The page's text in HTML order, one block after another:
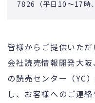
7826（平日10～17時
皆様からご提供いた
会社読売情報開発大
の読売センター（YC
し、お客様へのご連